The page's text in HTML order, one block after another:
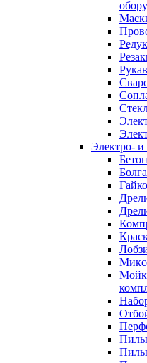
Электро- и
Пилы
Пилы